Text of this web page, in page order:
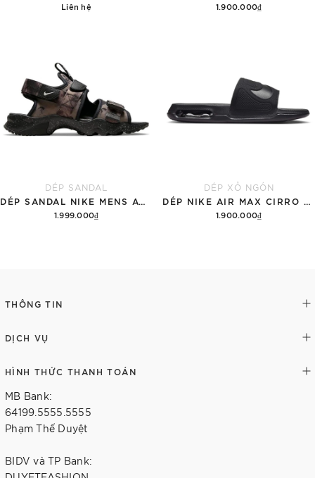
Liên hệ 1.900.000₫
DÉP SANDAL
DÉP SANDAL NIKE MENS ACG AIR DESCHUTZ 'ĐẤT RỪNG'
1.999.000₫
DÉP XỎ NGÓN
DÉP NIKE AIR MAX CIRRO MEN'S SLIDES 'BLACK'
1.900.000₫
THÔNG TIN
DỊCH VỤ
HÌNH THỨC THANH TOÁN
MB Bank:
64199.5555.5555
Phạm Thế Duyệt
BIDV và TP Bank: